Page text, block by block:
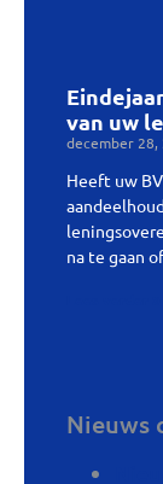
van uw
december 28,
Heeft uw
na te gaan of
Nieuws